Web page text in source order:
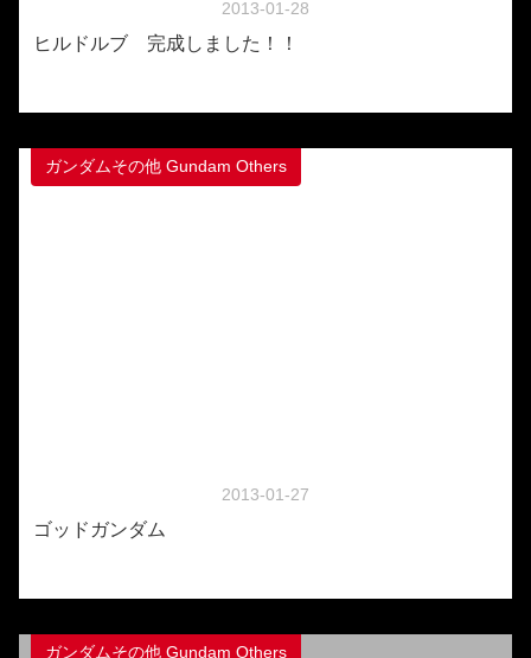
2013-01-28
ヒルドルブ 完成しました！！
ガンダムその他 Gundam Others
2013-01-27
ゴッドガンダム
ガンダムその他 Gundam Others